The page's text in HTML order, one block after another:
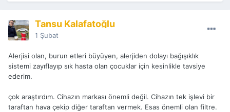
Tansu Kalafatoğlu
1 Şubat
Alerjisi olan, burun etleri büyüyen, alerjiden dolayı bağışıklık
sistemi zayıflayıp sık hasta olan çocuklar için kesinlikle tavsiye
ederim.
çok araştırdım. Cihazın markası önemli değil. Cihazın tek işlevi bir
taraftan hava çekip diğer taraftan vermek. Esas önemli olan filtre.